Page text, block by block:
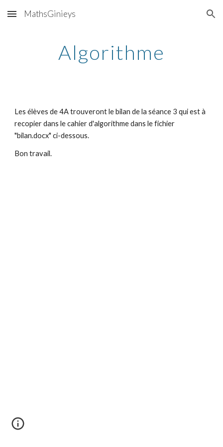
Skip to main content Skip to navigation
MathsGinieys
Algorithme
Les élèves de 4A trouveront le bilan de la séance 3 qui est à
recopier dans le cahier d'algorithme dans le fichier
"bilan.docx" ci-dessous.
Bon travail.